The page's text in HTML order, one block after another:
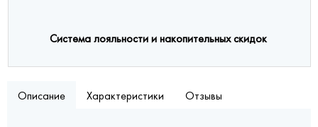
Система лояльности и накопительных скидок
Описание Характеристики Отзывы